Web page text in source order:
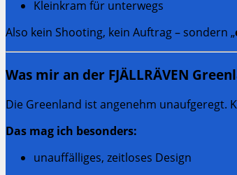
Kleinkram für unterwegs
Also kein Shooting, kein Auftrag – sondern „
Was mir an der FJÄLLRÄVEN
Die Greenland ist angenehm unaufgeregt.
Das mag ich besonders:
unauffälliges, zeitloses Design